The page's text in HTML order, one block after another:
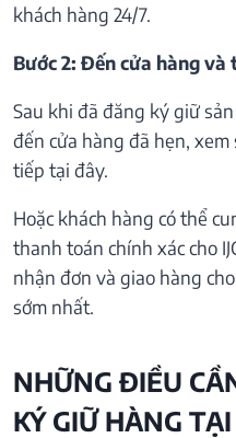
khách hàng 24/7.
Bước 2: Đến cửa hàng
Sau khi đã đăng ký giữ
đến cửa hàng đã hẹn,
tiếp tại đây.
Hoặc khách hàng có thể
thanh toán chính xác cho
nhận đơn và giao hàng
sớm nhất.
NHỮNG ĐIỀU
KÝ GIỮ HÀNG TẠI